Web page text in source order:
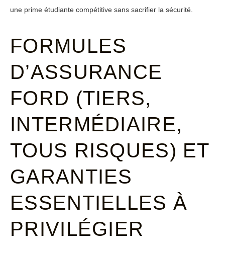
une prime étudiante compétitive sans sacrifier la sécurité.
FORMULES
D’ASSURANCE
FORD (TIERS,
INTERMÉDIAIRE,
TOUS RISQUES) ET
GARANTIES
ESSENTIELLES À
PRIVILÉGIER